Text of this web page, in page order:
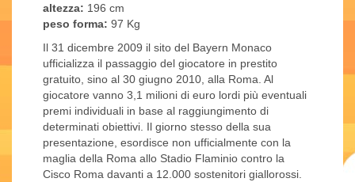
altezza: 196 cm
peso forma: 97 Kg
Il 31 dicembre 2009 il sito del Bayern Monaco
ufficializza il passaggio del giocatore in prestito
gratuito, sino al 30 giugno 2010, alla Roma. Al
giocatore vanno 3,1 milioni di euro lordi più eventuali
premi individuali in base al raggiungimento di
determinati obiettivi. Il giorno stesso della sua
presentazione, esordisce non ufficialmente con la
maglia della Roma allo Stadio Flaminio contro la
Cisco Roma davanti a 12.000 sostenitori giallorossi.